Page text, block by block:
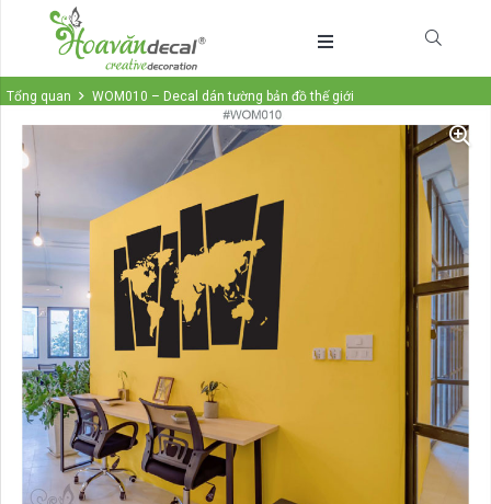
Tổng quan WOM010 – Decal dán tường bản đồ thế giới